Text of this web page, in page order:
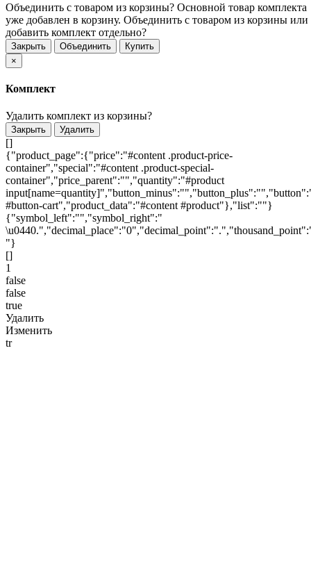
Объединить с товаром из корзины? Основной товар комплекта
уже добавлен в корзину. Объединить с товаром из корзины или
добавить комплект отдельно?
Закрыть Объединить
Купить
×
Комплект
Удалить комплект из корзины?
Закрыть Удалить
[]
{"product_page":{"price":"#content .product-price-
container","special":"#content .product-special-
container","price_parent":"","quantity":"#product
#button-cart","product_data":"#content #product"},"list":""}
{"symbol_left":"","symbol_right":"
"}
[]
1
false
false
true
Удалить
Изменить
tr